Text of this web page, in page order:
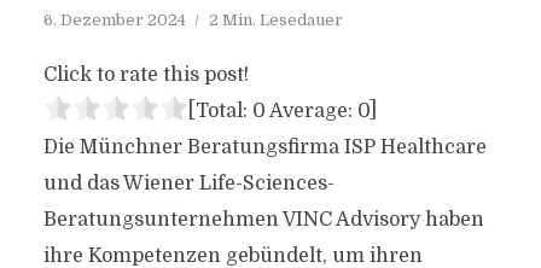
6. Dezember 2024 2 Min. Lesedauer
Click to rate this post!
[Total: 0 Average: 0]
Die Münchner Beratungsfirma ISP Healthcare
und das Wiener Life-Sciences-
Beratungsunternehmen VINC Advisory haben
ihre Kompetenzen gebündelt, um ihren